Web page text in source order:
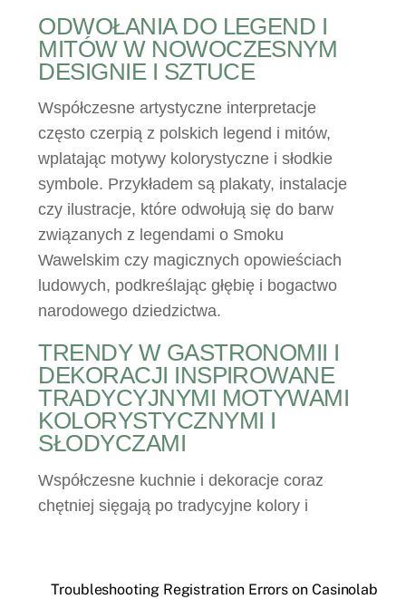
ODWOŁANIA DO LEGEND I
MITÓW W NOWOCZESNYM
DESIGNIE I SZTUCE
Współczesne artystyczne interpretacje
często czerpią z polskich legend i mitów,
wplatając motywy kolorystyczne i słodkie
symbole. Przykładem są plakaty, instalacje
czy ilustracje, które odwołują się do barw
związanych z legendami o Smoku
Wawelskim czy magicznych opowieściach
ludowych, podkreślając głębię i bogactwo
narodowego dziedzictwa.
TRENDY W GASTRONOMII I
DEKORACJI INSPIROWANE
TRADYCYJNYMI MOTYWAMI
KOLORYSTYCZNYMI I
SŁODYCZAMI
Współczesne kuchnie i dekoracje coraz
chętniej sięgają po tradycyjne kolory i
Troubleshooting Registration Errors on Casinolab